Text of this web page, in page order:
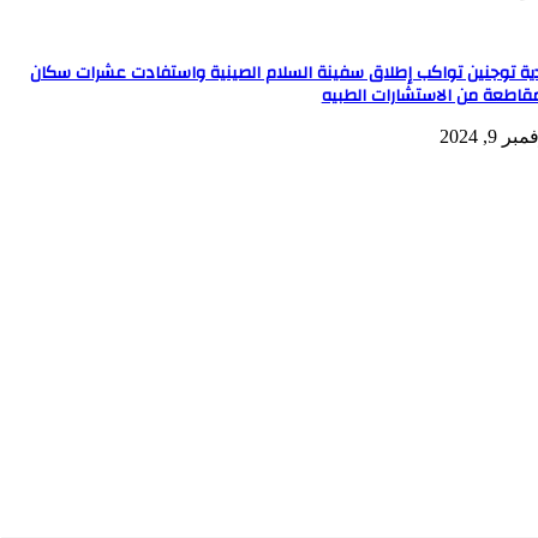
توجنين تواكب إطلاق سفينة السلام الصينية واستفادت عشرات سكان
من الاستشارات الطبيه
9, 2024